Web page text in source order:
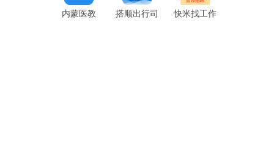
内蒙医教
搭顺出行司
快米找工作